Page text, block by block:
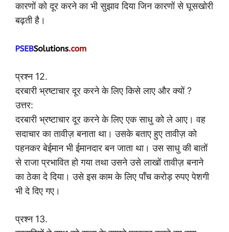
कारणों को दूर करने का भी सुझाव दिया जिन कारणों से घूसखोरी
बढ़ती है।
प्रश्न 12.
दरबारी भ्रष्टाचार दूर करने के लिए किसे लाए और क्यों ?
उत्तर:
दरबारी भ्रष्टाचार दूर करने के लिए एक साधु को ले आए। वह
सदाचार का तावीज़ बनाता था। उसके बताए हुए तावीज़ को
पहनकर बेईमान भी ईमानदार बन जाता था। उस साधु की बातों
से राजा प्रभावित हो गया तथा उसने उसे लाखों तावीज़ बनाने
का ठेका दे दिया। उसे इस काम के लिए पाँच करोड़ रुपए पेशगी
भी दे दिए गए।
प्रश्न 13.